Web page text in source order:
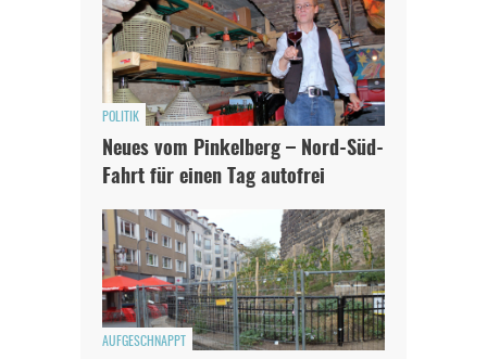
POLITIK
Neues vom Pinkelberg – Nord-Süd-
Fahrt für einen Tag autofrei
AUFGESCHNAPPT